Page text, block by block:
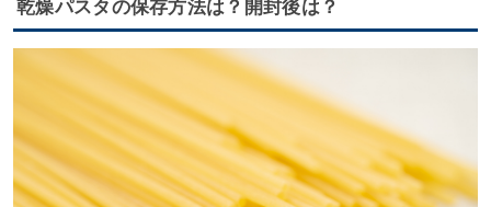
乾燥パスタの保存方法は？開封後は？